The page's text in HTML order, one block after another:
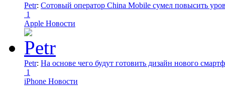
Petr: Сотовый оператор China Mobile сумел повысить
1
Apple Новости
Petr: На основе чего будут готовить дизайн нового
1
iPhone Новости